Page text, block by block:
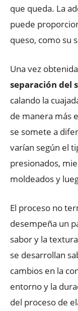
que queda. La
puede
queso, como su
Una vez
separación del
calando la
de manera más
se somete a
varían según el
presionados,
moldeados y
El proceso no
desempeña un
sabor y la
se desarrollan
cambios en la
entorno y la
del proceso de